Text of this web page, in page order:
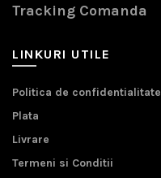
Tracking Comanda
LINKURI UTILE
Politica de confidentialitate
Plata
Livrare
Termeni si Conditii